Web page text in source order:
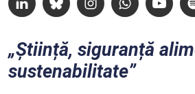
LinkedinBlueskyInstagramWhatsapp
Știință, siguranță
sustenabilitate